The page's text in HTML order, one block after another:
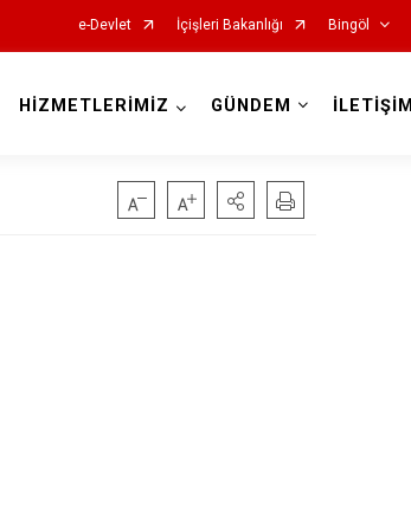
e-Devlet İçişleri Bakanlığı Bingöl
HİZMETLERİMİZ GÜNDEM İLETİŞİM